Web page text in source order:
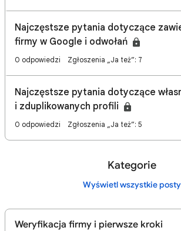
Najczęstsze pytania dotyczące
firmy w Google i odwołań
0 odpowiedzi Zgłoszenia „Ja też”: 7
Najczęstsze pytania dotyczące
i zduplikowanych profili
0 odpowiedzi Zgłoszenia „Ja też”: 5
Kategorie
Wyświetl wszystkie posty
Weryfikacja firmy i pierwsze kroki